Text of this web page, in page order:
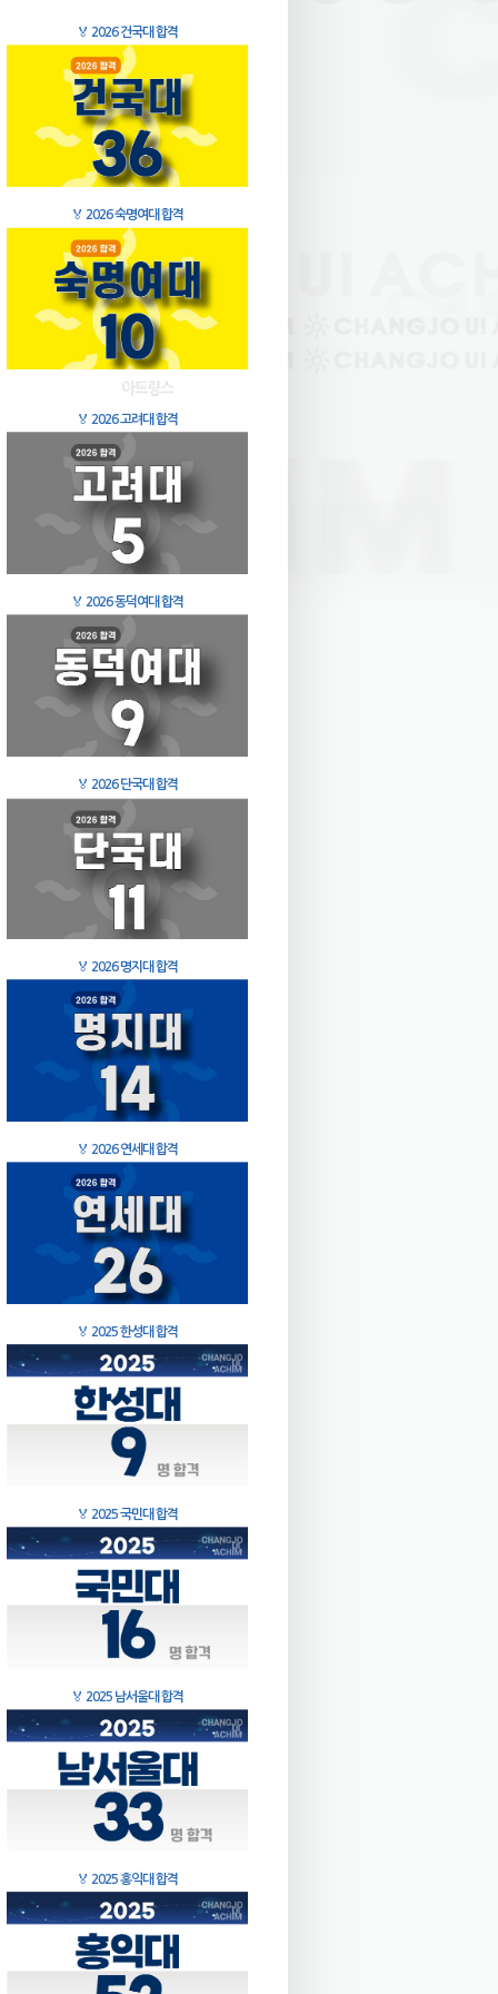
🏅 2026 건국대 합격
🏅 2026 숙명여대 합격
🏅 2026 고려대 합격
🏅 2026 동덕여대 합격
🏅 2026 단국대 합격
🏅 2026 명지대 합격
🏅 2026 연세대 합격
🏅 2025 한성대 합격
🏅 2025 국민대 합격
🏅 2025 남서울대 합격
🏅 2025 홍익대 합격